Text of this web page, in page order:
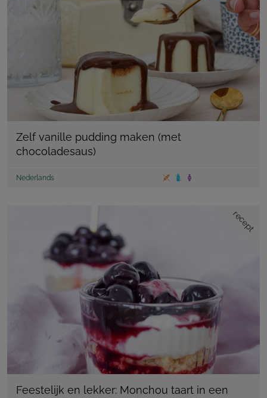
Zelf vanille pudding maken (met
chocoladesaus)
Nederlands
recept
Feestelijk en lekker: Monchou taart in een